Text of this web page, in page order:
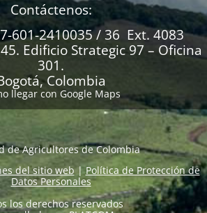
Contáctenos:
601-2410035 / 36 Ext. 4083
Edificio Strategic 97 – Oficina
301.
Colombia
llegar con Google Maps
de Agricultores de Colombia
del sitio web|Política de Protección de
Datos Personales
los derechos reservados